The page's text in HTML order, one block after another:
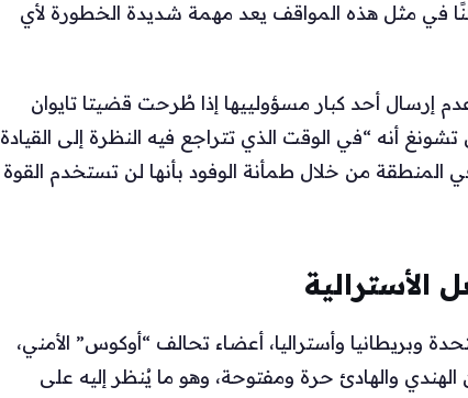
في مثل هذه المواقف يعد مهمة شديدة الخطورة لأي
إرسال أحد كبار مسؤولييها إذا طُرحت قضيتا تايوان
أنه “في الوقت الذي تتراجع فيه النظرة إلى القيادة
المنطقة من خلال طمأنة الوفود بأنها لن تستخدم القوة
وبريطانيا وأستراليا، أعضاء تحالف “أوكوس” الأمني،
والهادئ حرة ومفتوحة، وهو ما يُنظر إليه على